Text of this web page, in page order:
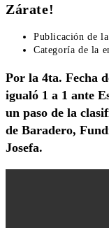
Zárate!
Publicación de
Categoría de la
Por la 4ta. Fecha
igualó 1 a 1 ante
un paso de la
de Baradero,
Josefa.